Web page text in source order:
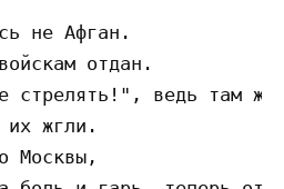
не Афган.
отдан.
стрелять!", ведь там же
их жгли.
Москвы,